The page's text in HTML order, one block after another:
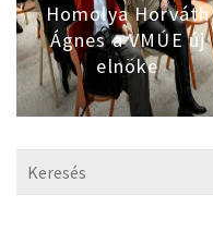
Homolya Horváth
Ágnes a VMÚE új
elnöke
Search
for: